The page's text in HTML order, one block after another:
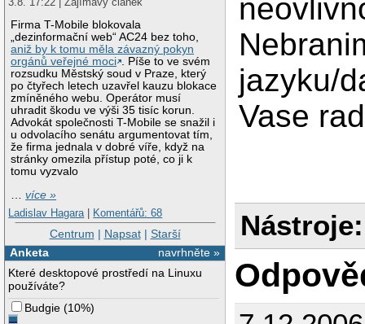
Firma T-Mobile blokovala
„dezinformační web“ AC24 bez toho,
aniž by k tomu měla závazný pokyn
orgánů veřejné moci . Píše to ve svém
rozsudku Městský soud v Praze, který
po čtyřech letech uzavřel kauzu blokace
zmíněného webu. Operátor musí
uhradit škodu ve výši 35 tisíc korun.
Advokát společnosti T-Mobile se snažil i
u odvolacího senátu argumentovat tím,
že firma jednala v dobré víře, když na
stránky omezila přístup poté, co ji k
tomu vyzvalo
…více »
Ladislav Hagara | Komentářů: 68
Centrum | Napsat| Starší
navrhněte »
Anketa
Které desktopové prostředí na Linuxu
používáte?
Budgie (10%)
jazyku/
Vase
Nástroje: